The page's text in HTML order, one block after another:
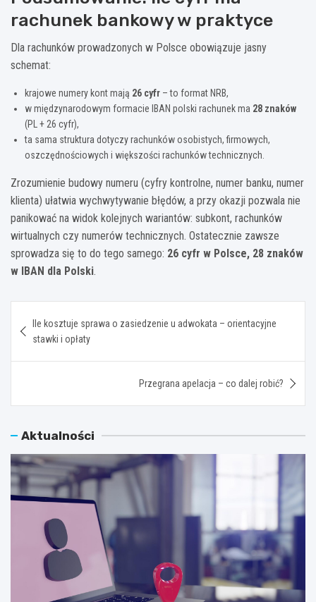
rachunek bankowy w praktyce
Dla rachunków prowadzonych w Polsce obowiązuje jasny
schemat:
krajowe numery kont mają 26 cyfr – to format NRB,
w międzynarodowym formacie IBAN polski rachunek ma 28 znaków
(PL + 26 cyfr),
ta sama struktura dotyczy rachunków osobistych, firmowych,
oszczędnościowych i większości rachunków technicznych.
Zrozumienie budowy numeru (cyfry kontrolne, numer banku, numer
klienta) ułatwia wychwytywanie błędów, a przy okazji pozwala nie
panikować na widok kolejnych wariantów: subkont, rachunków
wirtualnych czy numerów technicznych. Ostatecznie zawsze
sprowadza się to do tego samego: 26 cyfr w Polsce, 28 znaków
w IBAN dla Polski.
wpisu
Ile kosztuje sprawa o zasiedzenie u adwokata – orientacyjne
stawki i opłaty
Przegrana apelacja – co dalej robić?
Aktualności